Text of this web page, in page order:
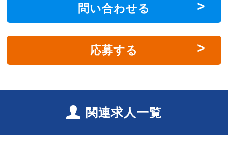
問い合わせる
応募する
関連求人一覧